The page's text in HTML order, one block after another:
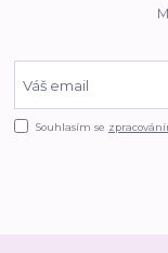
Souhlasím se